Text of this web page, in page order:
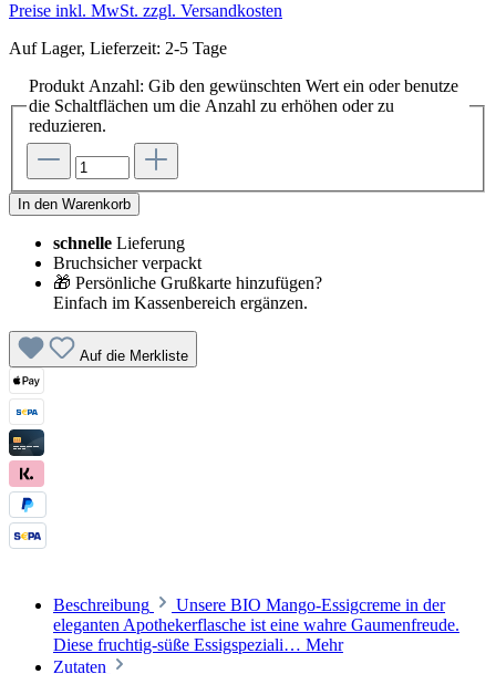
Preise inkl. MwSt. zzgl. Versandkosten
Auf Lager, Lieferzeit: 2-5 Tage
Produkt Anzahl: Gib den gewünschten Wert ein oder benutze
die Schaltflächen um die Anzahl zu erhöhen oder zu
reduzieren.
In den Warenkorb
schnelle Lieferung
Bruchsicher verpackt
🎁 Persönliche Grußkarte hinzufügen?
Einfach im Kassenbereich ergänzen.
Auf die Merkliste
Beschreibung
Unsere BIO Mango-Essigcreme in der
eleganten Apothekerflasche ist eine wahre Gaumenfreude.
Diese fruchtig-süße Essigspeziali… Mehr
Zutaten